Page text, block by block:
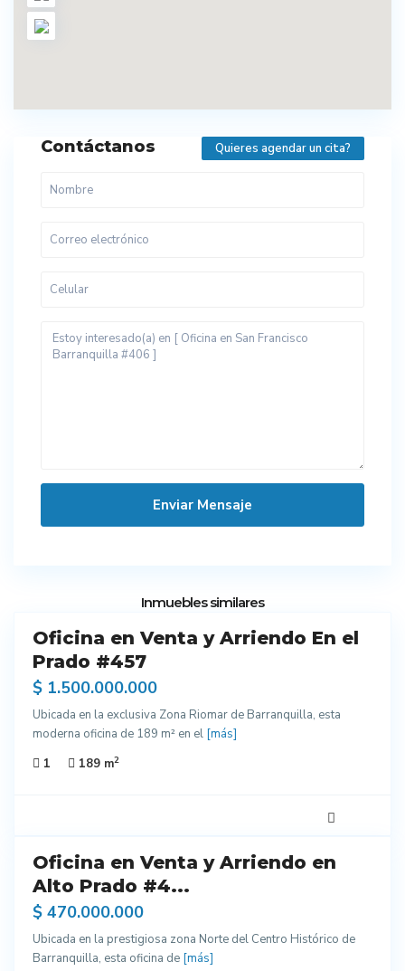
Contáctanos Quieres agendar un cita?
Inmuebles similares
Oficina en Venta y Arriendo En el
Prado #457
$ 1.500.000.000
Ubicada en la exclusiva Zona Riomar de Barranquilla, esta
moderna oficina de 189 m² en el [más]
1
189 m2
Oficina en Venta y Arriendo en
Alto Prado #4...
$ 470.000.000
Ubicada en la prestigiosa zona Norte del Centro Histórico de
Barranquilla, esta oficina de [más]